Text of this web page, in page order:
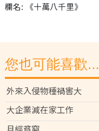
欄名: 《十萬八千里》
您也可能喜歡...
外來入侵物種禍害大
大企業減在家工作